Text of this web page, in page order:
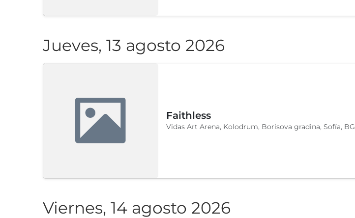
Jueves, 13 agosto 2026
Faithless
Vidas Art Arena, Kolodrum, Borisova gradina, Sofía, BG
Viernes, 14 agosto 2026